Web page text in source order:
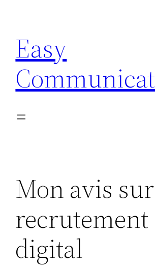
contenu
Easy
Mon avis sur
recrutement
digital